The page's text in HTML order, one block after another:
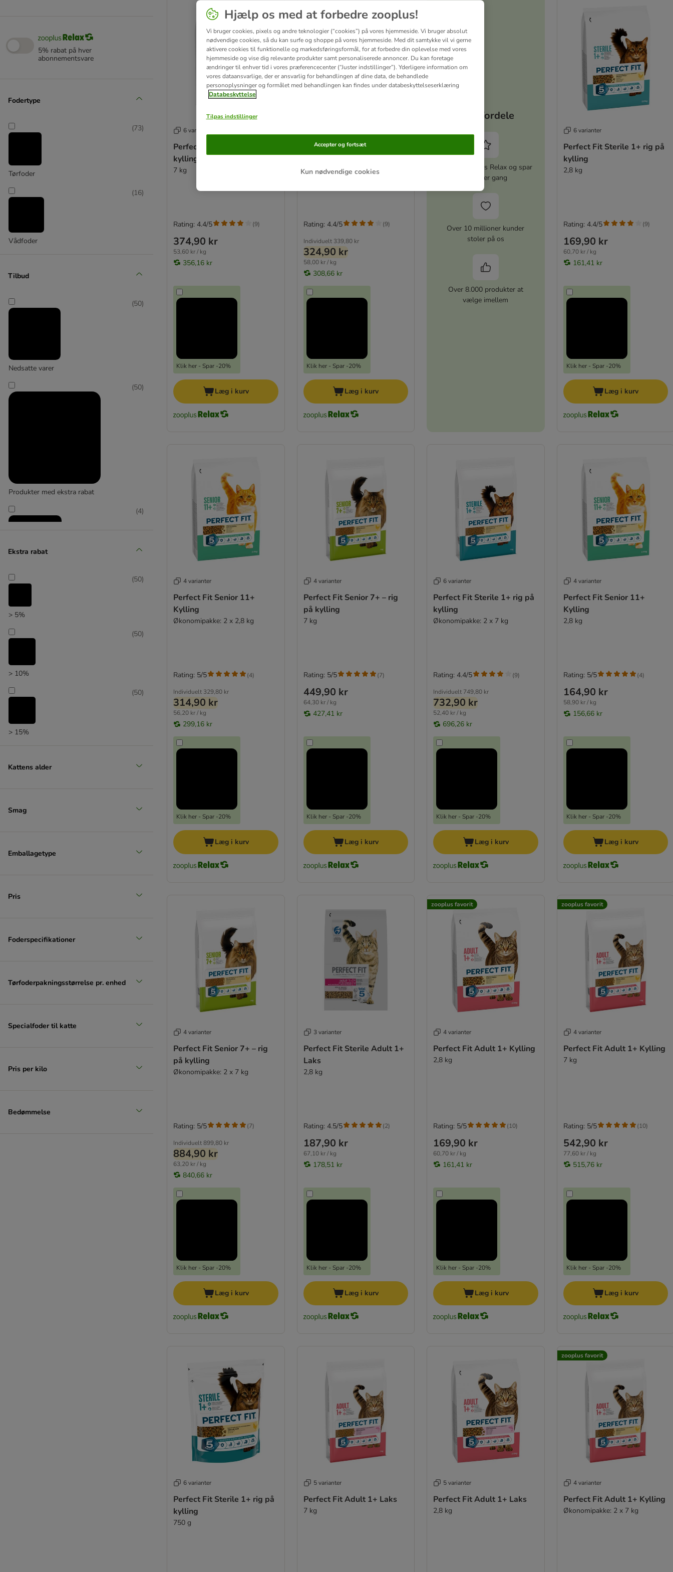
5% rabat på hver
abonnementsvare
Fodertype
Tørfoder
(73)
Vådfoder
(16)
Tilbud
Nedsatte varer
(50)
Produkter med ekstra rabat
(50)
zooplus favorit
(4)
Ekstra rabat
> 5%
(50)
> 10%
(50)
> 15%
(50)
Kattens alder
Smag
Emballagetype
Pris
Foderspecifikationer
Tørfoderpakningsstørrelse pr. enhed
Specialfoder til katte
Pris per kilo
Bedømmelse
6 varianter
Perfect Fit Sterile 1+ rig på
kylling
7 kg
374,90 kr
53,60 kr / kg
356,16 kr
Klik her - Spar -20%
Rating: 4.4/5 (9)
Læg i kurv
Perfect Fit Sterile 1+ rig på
2 x 2,8 kg
Individuelt 339,80 kr
324,90 kr
58,00 kr / kg
308,66 kr
Klik her - Spar -20%
Rating: 4.4/5 (9)
Læg i kurv
Dine fordele
Aktiver zooplus Relax og spar
5% hver gang
Over 10 millioner kunder
stoler på os
Over 8.000 produkter at
vælge imellem
6 varianter
Perfect Fit Sterile 1+ rig på
kylling
2,8 kg
169,90 kr
60,70 kr / kg
161,41 kr
Klik her - Spar -20%
Rating: 4.4/5 (9)
Læg i kurv
4 varianter
Perfect Fit Senior 11+
Kylling
Økonomipakke: 2 x 2,8 kg
Individuelt 329,80 kr
314,90 kr
56,20 kr / kg
299,16 kr
Klik her - Spar -20%
Rating: 5/5 (4)
Læg i kurv
4 varianter
Perfect Fit Senior 7+ – rig
på kylling
7 kg
449,90 kr
64,30 kr / kg
427,41 kr
Klik her - Spar -20%
Rating: 5/5 (7)
Læg i kurv
6 varianter
Perfect Fit Sterile 1+ rig på
kylling
Økonomipakke: 2 x 7 kg
Individuelt 749,80 kr
732,90 kr
52,40 kr / kg
696,26 kr
Klik her - Spar -20%
Rating: 4.4/5 (9)
Læg i kurv
4 varianter
Perfect Fit Senior 11+
Kylling
2,8 kg
164,90 kr
58,90 kr / kg
156,66 kr
Klik her - Spar -20%
Rating: 5/5 (4)
Læg i kurv
4 varianter
Perfect Fit Senior 7+ – rig
på kylling
Økonomipakke: 2 x 7 kg
Individuelt899,80 kr
884,90 kr
63,20 kr / kg
840,66 kr
Klik her - Spar -20%
Rating: 5/5 (7)
Læg i kurv
3 varianter
Perfect Fit Sterile Adult 1+
Laks
2,8 kg
187,90 kr
67,10 kr / kg
178,51 kr
Klik her - Spar -20%
Rating: 4.5/5 (2)
Læg i kurv
zooplus favorit
4 varianter
Perfect Fit Adult 1+ Kylling
2,8 kg
169,90 kr
60,70 kr / kg
161,41 kr
Klik her - Spar -20%
Rating: 5/5 (10)
Læg i kurv
zooplus favorit
4 varianter
Perfect Fit Adult 1+ Kylling
7 kg
542,90 kr
77,60 kr / kg
515,76 kr
Klik her - Spar -20%
Rating: 5/5 (10)
Læg i kurv
6 varianter
Perfect Fit Sterile 1+ rig på
kylling
750 g
5 varianter
Perfect Fit Adult 1+ Laks
7 kg
5 varianter
Perfect Fit Adult 1+ Laks
2,8 kg
zooplus favorit
4 varianter
Perfect Fit Adult 1+ Kylling
Økonomipakke: 2 x 7 kg
Hjælp os med at forbedre zooplus!
Vi bruger cookies, pixels og andre teknologier (“cookies”) på vores hjemmeside. Vi bruger absolut
nødvendige cookies, så du kan surfe og shoppe på vores hjemmeside. Med dit samtykke vil vi gerne
aktivere cookies til funktionelle og markedsføringsformål, for at forbedre din oplevelse med vores
hjemmeside og vise dig relevante produkter samt personaliserede annoncer. Du kan foretage
ændringer til enhver tid i vores præferencecenter (“Juster indstillinger”). Yderligere information om
vores dataansvarlige, der er ansvarlig for behandlingen af ​​dine data, de behandlede
personoplysninger og formålet med behandlingen kan findes under databeskyttelseserklæring
Databeskyttelse
Tilpas indstillinger
Kun nødvendige cookies
Accepter og fortsæt